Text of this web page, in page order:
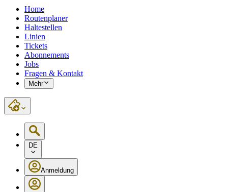
Home
Routenplaner
Haltestellen
Linien
Tickets
Abonnements
Jobs
Fragen & Kontakt
Mehr
DE
Anmeldung